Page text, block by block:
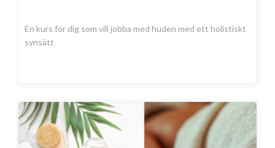
En kurs för dig som vill jobba med huden med ett holistiskt
synsätt